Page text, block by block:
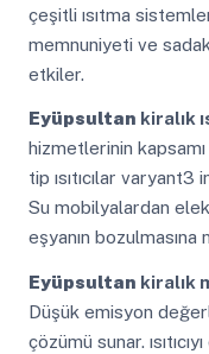
çeşitli ısıtma
memnuniyeti ve
etkiler.
Eyüpsultan kiralık
hizmetlerinin kapsamı
tip ısıtıcılar
Su mobilyalardan
eşyanın bozulmasına
Eyüpsultan kiralık
Düşük emisyon
çözümü sunar.